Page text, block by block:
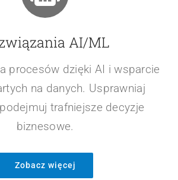
AI/ML
procesów dzięki AI i wsparcie
na danych. Usprawniaj
trafniejsze decyzje
biznesowe.
Zobacz więcej